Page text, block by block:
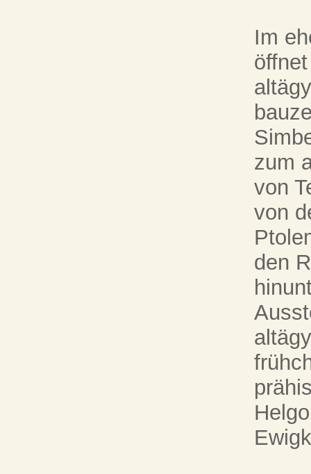
Im
zum
von
von
den